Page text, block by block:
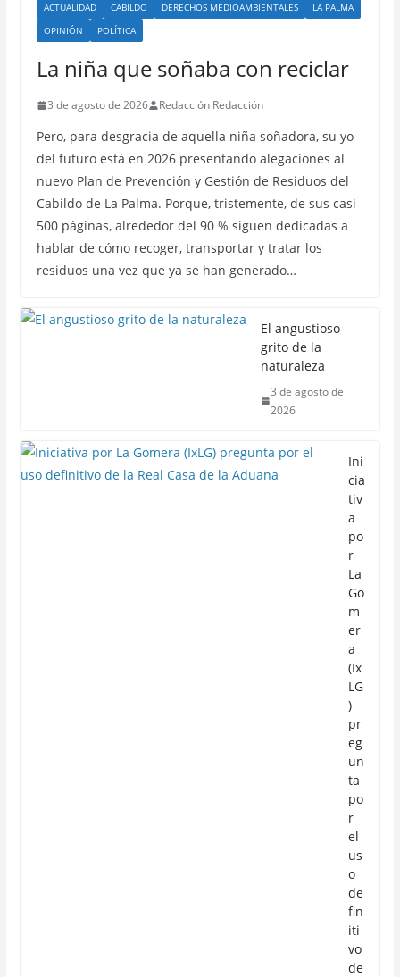
ACTUALIDAD CABILDO DERECHOS MEDIOAMBIENTALES
LA PALMA
OPINIÓN
POLÍTICA
La niña que soñaba con reciclar
3 de agosto de 2026 Redacción Redacción
Pero, para desgracia de aquella niña soñadora, su yo
del futuro está en 2026 presentando alegaciones al
nuevo Plan de Prevención y Gestión de Residuos del
Cabildo de La Palma. Porque, tristemente, de sus casi
500 páginas, alrededor del 90 % siguen dedicadas a
hablar de cómo recoger, transportar y tratar los
residuos una vez que ya se han generado…
El angustioso
grito de la
naturaleza
3 de agosto de
2026
Ini
cia
tiv
a
po
r
La
Go
m
er
a
(Ix
LG
)
pr
eg
un
ta
po
r
el
us
o
de
fin
iti
vo
de